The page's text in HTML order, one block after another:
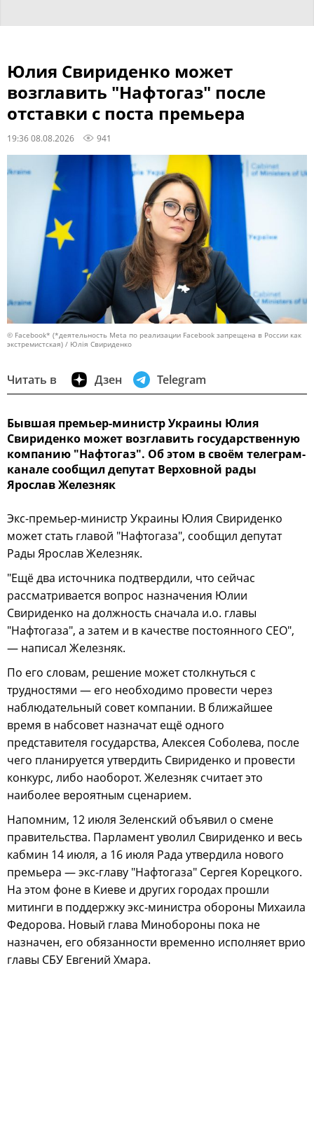
Юлия Свириденко может
возглавить "Нафтогаз" после
отставки с поста премьера
19:36 08.08.2026 941
© Facebook* (*деятельность Meta по реализации Facebook запрещена в России как
экстремистская) / Юлія Свириденко
Читать в Дзен Telegram
Бывшая премьер-министр Украины Юлия
Свириденко может возглавить государственную
компанию "Нафтогаз". Об этом в своём телеграм-
канале сообщил депутат Верховной рады
Ярослав Железняк
Экс-премьер-министр Украины Юлия Свириденко
может стать главой "Нафтогаза", сообщил депутат
Рады Ярослав Железняк.
"Ещё два источника подтвердили, что сейчас
рассматривается вопрос назначения Юлии
Свириденко на должность сначала и.о. главы
"Нафтогаза", а затем и в качестве постоянного CEO",
— написал Железняк.
По его словам, решение может столкнуться с
трудностями — его необходимо провести через
наблюдательный совет компании. В ближайшее
время в набсовет назначат ещё одного
представителя государства, Алексея Соболева, после
чего планируется утвердить Свириденко и провести
конкурс, либо наоборот. Железняк считает это
наиболее вероятным сценарием.
Напомним, 12 июля Зеленский объявил о смене
правительства. Парламент уволил Свириденко и весь
кабмин 14 июля, а 16 июля Рада утвердила нового
премьера — экс-главу "Нафтогаза" Сергея Корецкого.
На этом фоне в Киеве и других городах прошли
митинги в поддержку экс-министра обороны Михаила
Федорова. Новый глава Минобороны пока не
назначен, его обязанности временно исполняет врио
главы СБУ Евгений Хмара.